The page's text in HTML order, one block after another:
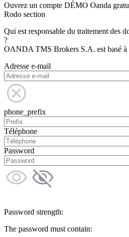
Ouvrez un compte DÉMO Oanda
Rodo section
Qui est responsable du traitement des
?
OANDA TMS Brokers S.A. est basé à
Adresse e-mail
phone_prefix
Téléphone
Password
Password strength:
The password must contain: